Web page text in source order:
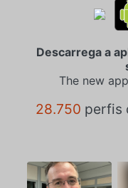
Descarrega a
The new
28.750 perfis